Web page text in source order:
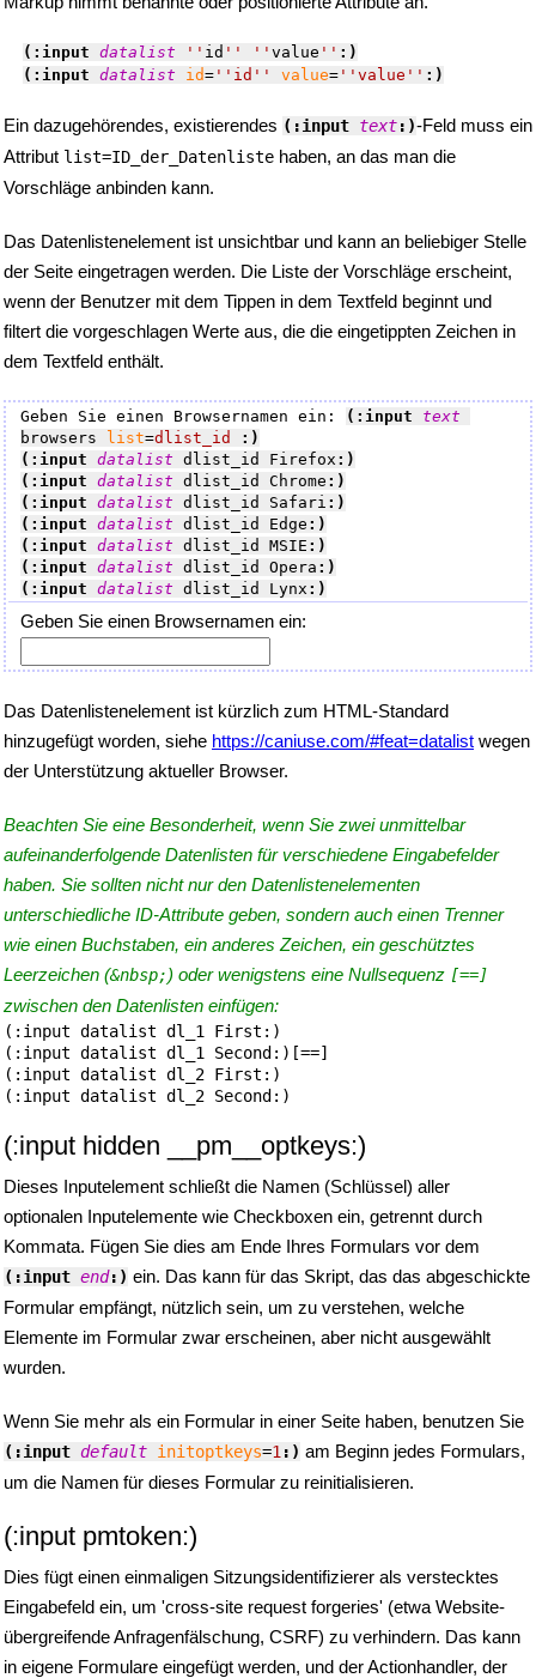
(:input datalist '' id '' '' value '' :)
(:input datalist id= '' id '' value= '' value '' :)
Ein dazugehörendes, existierendes (:input text:)-Feld muss ein
Attribut list=ID_der_Datenliste haben, an das man die
Vorschläge anbinden kann.
Das Datenlistenelement ist unsichtbar und kann an beliebiger Stelle
der Seite eingetragen werden. Die Liste der Vorschläge erscheint,
wenn der Benutzer mit dem Tippen in dem Textfeld beginnt und
filtert die vorgeschlagen Werte aus, die die eingetippten Zeichen in
dem Textfeld enthält.
Geben Sie einen Browsernamen ein: (:input text
browsers
list=dlist_id
:)
(:input datalist dlist_id Firefox :)
(:input datalist dlist_id Chrome :)
(:input datalist dlist_id Safari :)
(:input datalist dlist_id Edge :)
(:input datalist dlist_id MSIE :)
(:input datalist dlist_id Opera :)
(:input datalist dlist_id Lynx :)
Geben Sie einen Browsernamen ein:
Das Datenlistenelement ist kürzlich zum HTML-Standard
hinzugefügt worden, siehe https://caniuse.com/#feat=datalist wegen
der Unterstützung aktueller Browser.
Beachten Sie eine Besonderheit, wenn Sie zwei unmittelbar
aufeinanderfolgende Datenlisten für verschiedene Eingabefelder
haben. Sie sollten nicht nur den Datenlistenelementen
unterschiedliche ID-Attribute geben, sondern auch einen Trenner
wie einen Buchstaben, ein anderes Zeichen, ein geschütztes
Leerzeichen (&nbsp;) oder wenigstens eine Nullsequenz [==]
zwischen den Datenlisten einfügen:
(:input datalist dl_1 First:)
(:input datalist dl_1 Second:)[==]
(:input datalist dl_2 First:)
(:input hidden __pm__optkeys:)
Dieses Inputelement schließt die Namen (Schlüssel) aller
optionalen Inputelemente wie Checkboxen ein, getrennt durch
Kommata. Fügen Sie dies am Ende Ihres Formulars vor dem
(:input end:) ein. Das kann für das Skript, das das abgeschickte
Formular empfängt, nützlich sein, um zu verstehen, welche
Elemente im Formular zwar erscheinen, aber nicht ausgewählt
wurden.
Wenn Sie mehr als ein Formular in einer Seite haben, benutzen Sie
(:input default initoptkeys=1 :) am Beginn jedes Formulars,
um die Namen für dieses Formular zu reinitialisieren.
(:input pmtoken:)
Dies fügt einen einmaligen Sitzungsidentifizierer als verstecktes
Eingabefeld ein, um 'cross-site request forgeries' (etwa Website-
übergreifende Anfragenfälschung, CSRF) zu verhindern. Das kann
in eigene Formulare eingefügt werden, und der Actionhandler, der